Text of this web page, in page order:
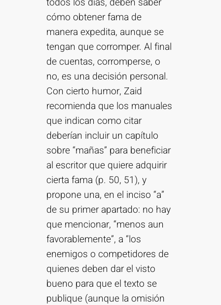
cómo obtener fama de
manera expedita, aunque se
tengan que corromper. Al final
de cuentas, corromperse, o
no, es una decisión personal.
Con cierto humor, Zaid
recomienda que los manuales
que indican como citar
deberían incluir un capítulo
sobre “mañas” para beneficiar
al escritor que quiere adquirir
cierta fama (p. 50, 51), y
propone una, en el inciso “a”
de su primer apartado: no hay
que mencionar, “menos aun
favorablemente”, a “los
enemigos o competidores de
quienes deben dar el visto
bueno para que el texto se
publique (aunque la omisión